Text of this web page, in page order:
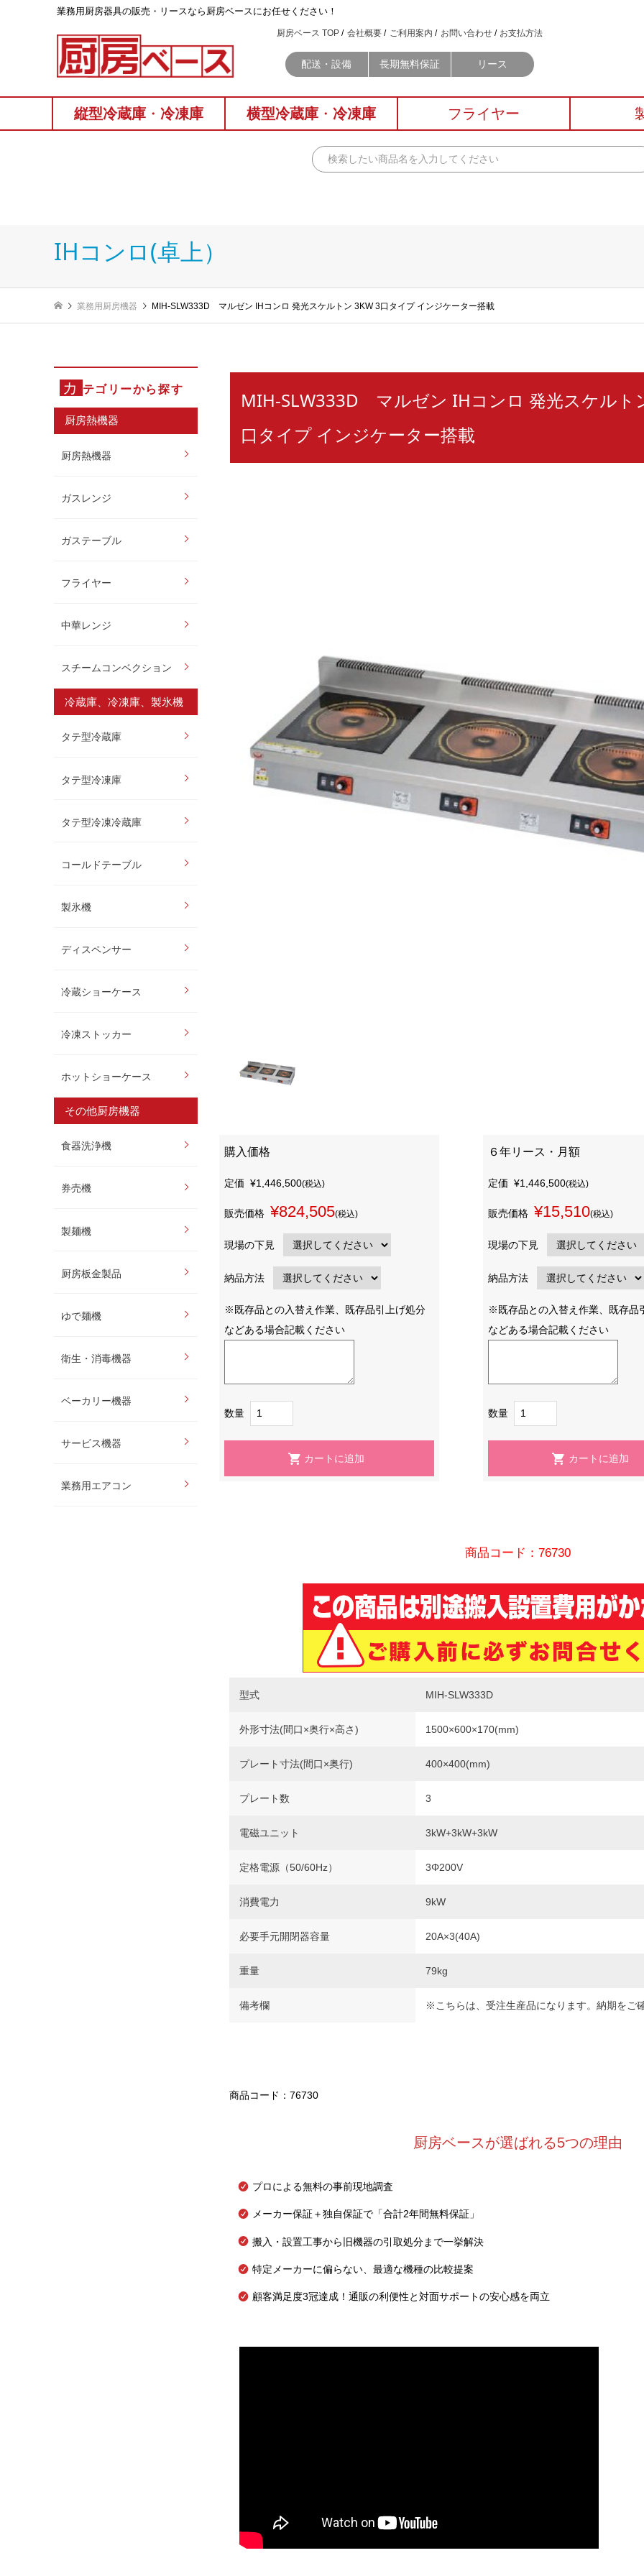
業務⽤厨房器具の販売・リースなら厨房ベースにお任せください！
厨房ベース TOP 会社概要 ご利用案内 お問い合わせ お支払方法
配送・設備 長期無料保証 リース
縦型冷蔵庫 ・ 冷凍庫 横型冷蔵庫 ・ 冷凍庫 フライヤー
IHコンロ(卓上）
業務用厨房機器 MIH-SLW333D マルゼン IHコンロ 発光スケルトン 3KW 3口タイプ インジケーター搭載
カ テゴリーから探す
厨房熱機器
厨房熱機器
ガスレンジ
ガステーブル
フライヤー
中華レンジ
スチームコンベクション
冷蔵庫、冷凍庫、製氷機
タテ型冷蔵庫
タテ型冷凍庫
タテ型冷凍冷蔵庫
コールドテーブル
製氷機
ディスペンサー
冷蔵ショーケース
冷凍ストッカー
ホットショーケース
その他厨房機器
食器洗浄機
券売機
製麺機
厨房板金製品
ゆで麺機
衛生・消毒機器
ベーカリー機器
サービス機器
業務用エアコン
MIH-SLW333D マルゼン IHコンロ 発光スケルト
口タイプ インジケーター搭載
購入価格
定価 ¥1,446,500(税込)
販売価格 ¥824,505(税込)
現場の下見
納品方法
※既存品との入替え作業、既存品引上げ処分
などある場合記載ください
数量
６年リース・月額
定価 ¥1,446,500(税込)
販売価格 ¥15,510(税込)
現場の下見
納品方法
※既存品との入替え作業、既存品
などある場合記載ください
数量
商品コード：76730
型式 MIH-SLW333D
外形寸法(間口×奥行×高さ) 1500×600×170(mm)
プレート寸法(間口×奥行) 400×400(mm)
プレート数 3
電磁ユニット 3kW+3kW+3kW
定格電源（50/60Hz） 3Φ200V
消費電力 9kW
必要手元開閉器容量 20A×3(40A)
重量 79kg
備考欄 ※こちらは、受注生産品になります。納期をご
商品コード：76730
厨房ベースが選ばれる5つの理由
プロによる無料の事前現地調査
メーカー保証＋独自保証で「合計2年間無料保証」
搬入・設置工事から旧機器の引取処分まで一挙解決
特定メーカーに偏らない、最適な機種の比較提案
顧客満足度3冠達成！通販の利便性と対面サポートの安心感を両立